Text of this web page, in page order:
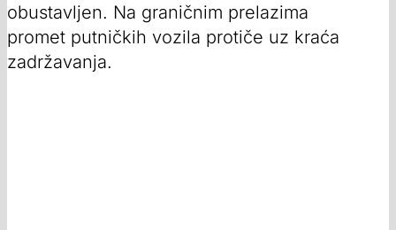
obustavljen. Na graničnim prelazima
promet putničkih vozila protiče uz kraća
zadržavanja.